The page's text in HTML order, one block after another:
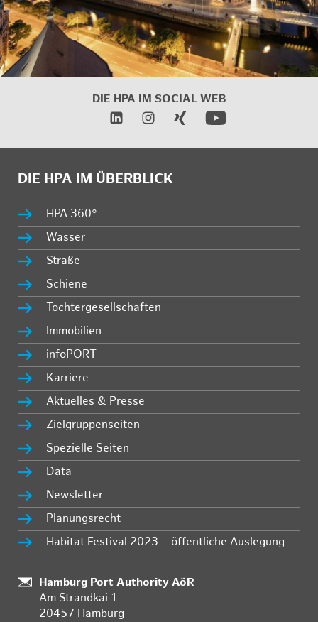
DIE HPA IM SOCIAL WEB
DIE HPA IM ÜBERBLICK
HPA 360°
Wasser
Straße
Schiene
Tochtergesellschaften
Immobilien
infoPORT
Karriere
Aktuelles & Presse
Zielgruppenseiten
Spezielle Seiten
Data
Newsletter
Planungsrecht
Habitat Festival 2023 – öffentliche Auslegung
Standort:
Hamburg Port Authority AöR
Am Strandkai 1
20457 Hamburg